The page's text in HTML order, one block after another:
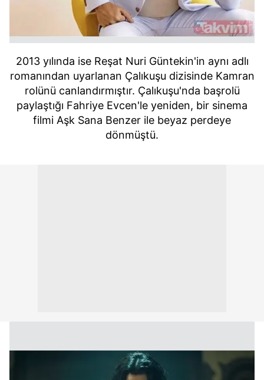
2013 yılında ise Reşat Nuri Güntekin'in aynı adlı
romanından uyarlanan Çalıkuşu dizisinde Kamran
rolünü canlandırmıştır. Çalıkuşu'nda başrolü
paylaştığı Fahriye Evcen'le yeniden, bir sinema
filmi Aşk Sana Benzer ile beyaz perdeye
dönmüştü.